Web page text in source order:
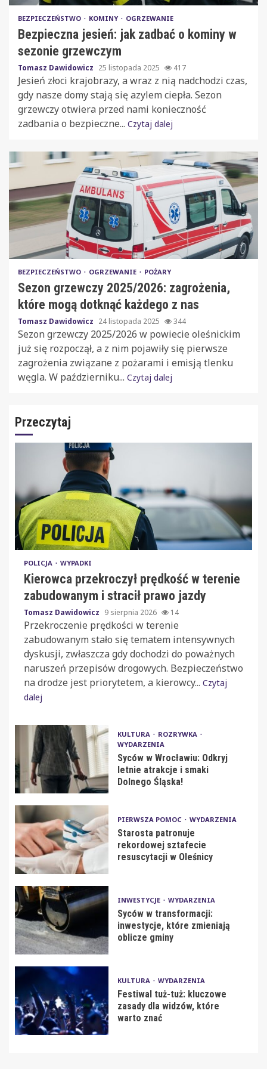
BEZPIECZEŃSTWO KOMINY OGRZEWANIE
Bezpieczna jesień: jak zadbać o kominy w
sezonie grzewczym
Tomasz Dawidowicz 25 listopada 2025 417
Jesień złoci krajobrazy, a wraz z nią nadchodzi czas,
gdy nasze domy stają się azylem ciepła. Sezon
grzewczy otwiera przed nami konieczność
zadbania o bezpieczne... Czytaj dalej
BEZPIECZEŃSTWO OGRZEWANIE POŻARY
Sezon grzewczy 2025/2026: zagrożenia,
które mogą dotknąć każdego z nas
Tomasz Dawidowicz 24 listopada 2025 344
Sezon grzewczy 2025/2026 w powiecie oleśnickim
już się rozpoczął, a z nim pojawiły się pierwsze
zagrożenia związane z pożarami i emisją tlenku
węgla. W październiku... Czytaj dalej
Przeczytaj
POLICJA WYPADKI
Kierowca przekroczył prędkość w terenie
zabudowanym i stracił prawo jazdy
Tomasz Dawidowicz 9 sierpnia 2026 14
Przekroczenie prędkości w terenie
zabudowanym stało się tematem intensywnych
dyskusji, zwłaszcza gdy dochodzi do poważnych
naruszeń przepisów drogowych. Bezpieczeństwo
na drodze jest priorytetem, a kierowcy... Czytaj
dalej
KULTURA
ROZRYWKA
WYDARZENIA
Syców w Wrocławiu: Odkryj
letnie atrakcje i smaki
Dolnego Śląska!
PIERWSZA POMOC WYDARZENIA
Starosta patronuje
rekordowej sztafecie
resuscytacji w Oleśnicy
INWESTYCJE WYDARZENIA
Syców w transformacji:
inwestycje, które zmieniają
oblicze gminy
KULTURA WYDARZENIA
Festiwal tuż-tuż: kluczowe
zasady dla widzów, które
warto znać